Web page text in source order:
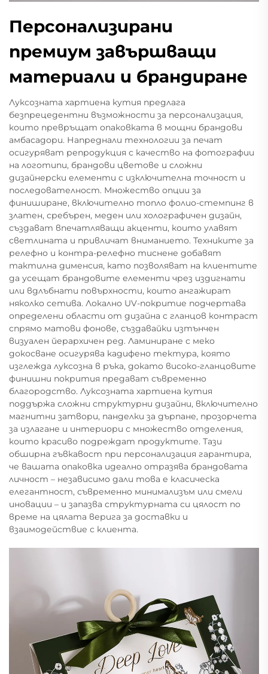
Персонализирани
премиум завършващи
материали и брандиране
Луксозната хартиена кутия предлага
безпрецедентни възможности за персонализация,
които превръщат опаковката в мощни брандови
амбасадори. Напреднали технологии за печат
осигуряват репродукция с качество на фотографии
на логотипи, брандови цветове и сложни
дизайнерски елементи с изключителна точност и
последователност. Множество опции за
финиширане, включително топло фолио-стемпинг в
златен, сребърен, меден или холографичен дизайн,
създават впечатляващи акценти, които улавят
светлината и привличат вниманието. Техниките за
релефно и контра-релефно тиснене добавят
тактилна дименсия, като позволяват на клиентите
да усещат брандовите елементи чрез издигнати
или вдлъбнати повърхности, които ангажират
няколко сетива. Локално UV-покритие подчертава
определени области от дизайна с гланцов контраст
спрямо матови фонове, създавайки изтънчен
визуален йерархичен ред. Ламиниране с меко
докосване осигурява кадифено тектура, която
изглежда луксозна в ръка, докато високо-гланцовите
финишни покрития предават съвременно
благородство. Луксозната хартиена кутия
поддържа сложни структурни дизайни, включително
магнитни затвори, панделки за дърпане, прозорчета
за излагане и интериори с множество отделения,
които красиво подреждат продуктите. Тази
обширна гъвкавост при персонализация гарантира,
че вашата опаковка идеално отразява брандовата
личност – независимо дали това е класическа
елегантност, съвременно минимализъм или смели
иновации – и запазва структурната си цялост по
време на цялата верига за доставки и
взаимодействие с клиента.